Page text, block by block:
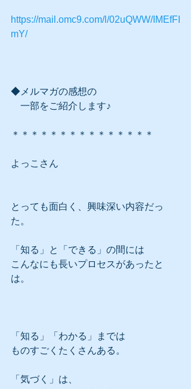
https://mail.omc9.com/l/02uQWW/IMEfFI
mY/
◆メルマガの感想の
一部をご紹介します♪
＊＊＊＊＊＊＊＊＊＊＊＊＊＊＊
よっこさん
とっても面白く、興味深い内容だっ
た。
「知る」と「できる」の間には
こんなにも長いプロセスがあったと
は。
「知る」「わかる」までは
ものすごくたくさんある。
「気づく」は、